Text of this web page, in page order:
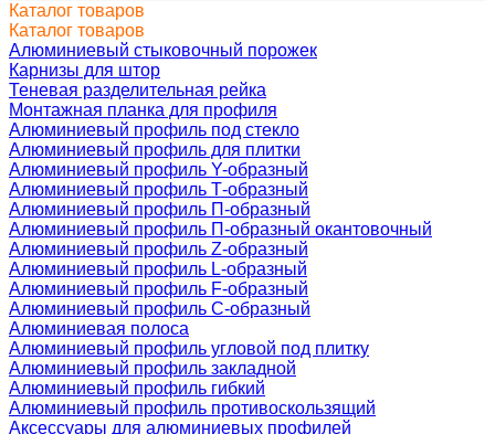
Каталог товаров
Каталог товаров
Алюминиевый стыковочный порожек
Карнизы для штор
Теневая разделительная рейка
Монтажная планка для профиля
Алюминиевый профиль под стекло
Алюминиевый профиль для плитки
Алюминиевый профиль Y-образный
Алюминиевый профиль Т-образный
Алюминиевый профиль П-образный
Алюминиевый профиль П-образный окантовочный
Алюминиевый профиль Z-образный
Алюминиевый профиль L-образный
Алюминиевый профиль F-образный
Алюминиевый профиль C-образный
Алюминиевая полоса
Алюминиевый профиль угловой под плитку
Алюминиевый профиль закладной
Алюминиевый профиль гибкий
Алюминиевый профиль противоскользящий
Аксессуары для алюминиевых профилей